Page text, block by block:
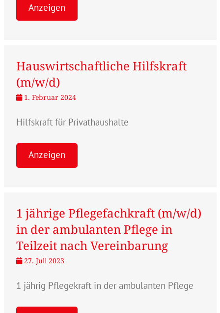
Anzeigen
Hauswirtschaftliche Hilfskraft
(m/w/d)
1. Februar 2024
Hilfskraft für Privathaushalte
Anzeigen
1 jährige Pflegefachkraft (m/w/d)
in der ambulanten Pflege in
Teilzeit nach Vereinbarung
27. Juli 2023
1 jährig Pflegekraft in der ambulanten Pflege